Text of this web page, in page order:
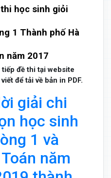
học sinh giỏi
1 Thành phố Hà
năm 2017
đề thi tại website
để tải về bản in PDF.
giải chi
học sinh
1 và
năm